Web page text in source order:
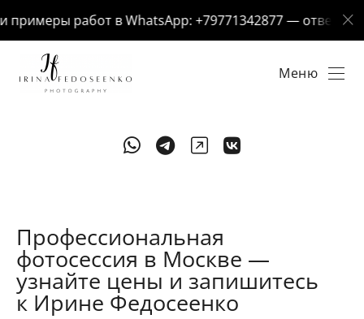
работ в WhatsApp: +79771342877 — отвечу за 5
Меню
Профессиональная
фотосессия в Москве —
узнайте цены и запишитесь
к Ирине Федосеенко